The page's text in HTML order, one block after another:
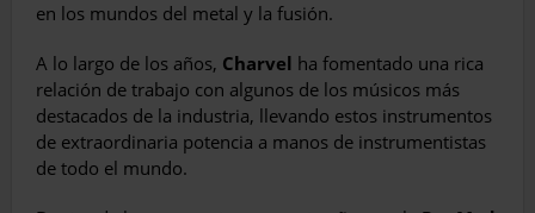
en los mundos del metal y la fusión.
A lo largo de los años, Charvel ha fomentado una rica
relación de trabajo con algunos de los músicos más
destacados de la industria, llevando estos instrumentos
de extraordinaria potencia a manos de instrumentistas
de todo el mundo.